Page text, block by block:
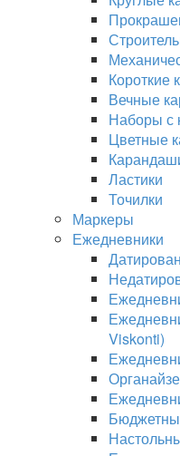
Короткие
Вечные
Наборы с
Цветные
Ластики
Точилки
Маркеры
Ежедневники
Viskonti)